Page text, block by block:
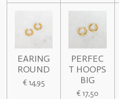
EARING
ROUND
€ 14,95
PERFEC
T HOOPS
BIG
€ 17,50